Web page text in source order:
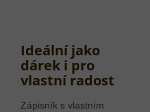
Ideální jako
dárek i pro
vlastní radost
Zápisník s vlastním